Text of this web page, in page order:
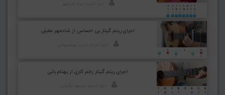
اجرای ریتم گیتار بی احساس از شادمهر عقیلی
اجرای ریتم گیتار زخم کاری از بهنام بانی